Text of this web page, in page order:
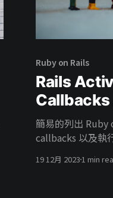
Ruby on Rails
Rails
Callbacks
簡易的列出 Ruby
callbacks 以及執
19 12月 20231 min